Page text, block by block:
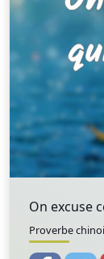
On excuse
Proverbe